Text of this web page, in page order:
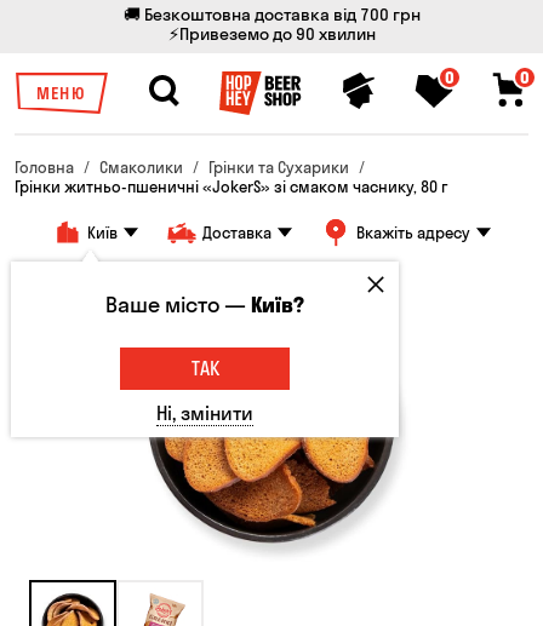
🚚 Безкоштовна доставка від 700 грн
⚡Привеземо до 90 хвилин
МЕНЮ
0 0
Головна Смаколики
Грінки та Сухарики
Грінки житньо-пшеничні «JokerS» зі смаком часнику, 80 г
Київ Доставка Вкажіть адресу
Ваше місто —Київ?
ТАК
Ні, змінити